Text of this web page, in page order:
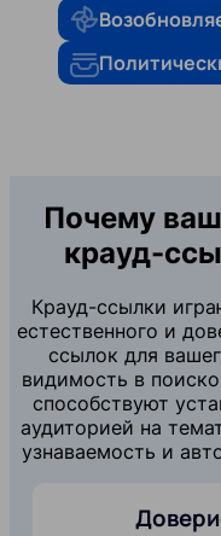
Почему
крауд-
Крауд-ссылки
естественного и
ссылок для
видимость в
способствуют
аудиторией на
узнаваемость и